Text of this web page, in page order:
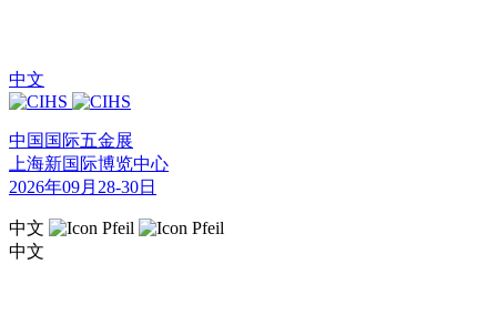
中文
中国国际五金展
上海新国际博览中心
2026年09月28-30日
中文
中文